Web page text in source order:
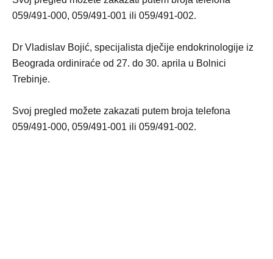
059/491-000, 059/491-001 ili 059/491-002.
Dr Vladislav Bojić, specijalista dječije endokrinologije iz
Beograda ordiniraće od 27. do 30. aprila u Bolnici
Trebinje.
Svoj pregled možete zakazati putem broja telefona
059/491-000, 059/491-001 ili 059/491-002.